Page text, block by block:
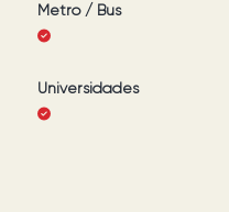
Metro / Bus
Universidades